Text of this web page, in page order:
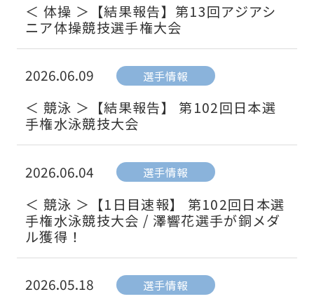
＜ 体操 ＞【結果報告】第13回アジアシ
ニア体操競技選手権大会
2026.06.09 選手情報
＜ 競泳 ＞【結果報告】 第102回日本選
手権水泳競技大会
2026.06.04 選手情報
＜ 競泳 ＞【1日目速報】 第102回日本選
手権水泳競技大会 / 澤響花選手が銅メダ
ル獲得！
2026.05.18 選手情報